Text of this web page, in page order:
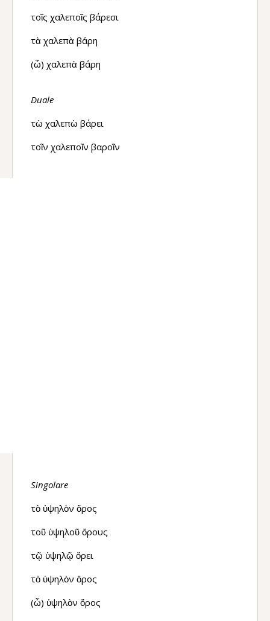
τοῖς χαλεποῖς βάρεσι
τὰ χαλεπὰ βάρη
(ὦ) χαλεπὰ βάρη
Duale
τὼ χαλεπὼ βάρει
τοῖν χαλεποῖν βαροῖν
Singolare
τὸ ὑψηλὸν ὄρος
τοῦ ὑψηλοῦ ὄρους
τῷ ὑψηλῷ ὄρει
τὸ ὑψηλὸν ὄρος
(ὦ) ὑψηλὸν ὄρος